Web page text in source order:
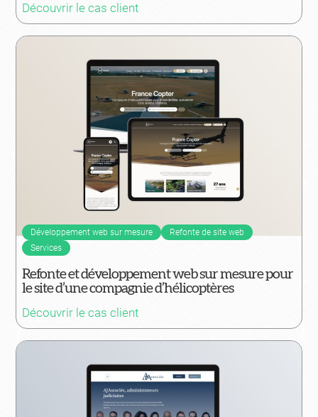
Découvrir le cas client
Développement web sur mesure
Refonte de site web
Services
Refonte et développement web sur mesure pour
le site d’une compagnie d’hélicoptères
Découvrir le cas client